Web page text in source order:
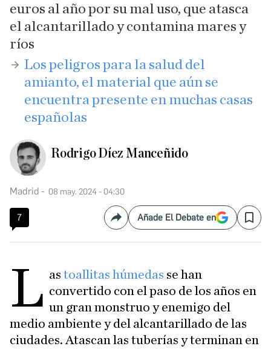
euros al año por su mal uso, que atasca
el alcantarillado y contamina mares y
ríos
​Los peligros para la salud del
amianto, el material que aún se
encuentra presente en muchas casas
españolas
Rodrigo Díez Manceñido
Madrid 08 may. 2024 - 04:30
7 CompartirAñade El Debate en Save
L astoallitas húmedas se han
convertido con el paso de los años en
un gran monstruo y enemigo del
medio ambiente y del alcantarillado de las
ciudades. Atascan las tuberías y terminan en